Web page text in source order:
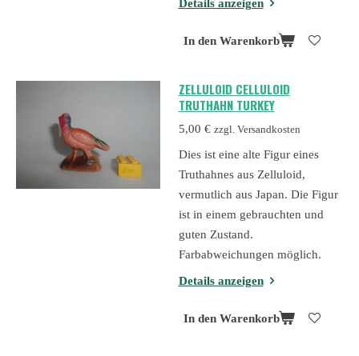
Details anzeigen
In den Warenkorb
ZELLULOID CELLULOID
TRUTHAHN TURKEY
5,00 € zzgl. Versandkosten
Dies ist eine alte Figur eines
Truthahnes aus Zelluloid,
vermutlich aus Japan. Die Figur
ist in einem gebrauchten und
guten Zustand.
Farbabweichungen möglich.
Details anzeigen
In den Warenkorb